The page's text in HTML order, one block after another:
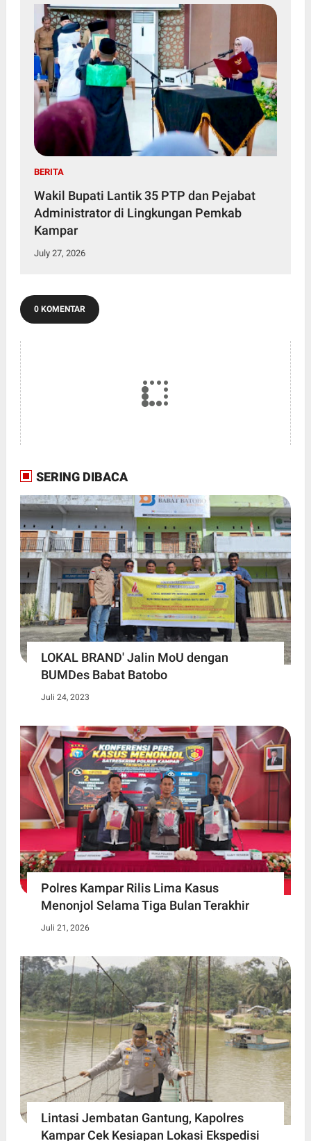
BERITA
Wakil Bupati Lantik 35 PTP dan Pejabat
Administrator di Lingkungan Pemkab
Kampar
July 27, 2026
0 KOMENTAR
SERING DIBACA
LOKAL BRAND' Jalin MoU dengan
BUMDes Babat Batobo
Juli 24, 2023
Polres Kampar Rilis Lima Kasus
Menonjol Selama Tiga Bulan Terakhir
Juli 21, 2026
Lintasi Jembatan Gantung, Kapolres
Kampar Cek Kesiapan Lokasi Ekspedisi